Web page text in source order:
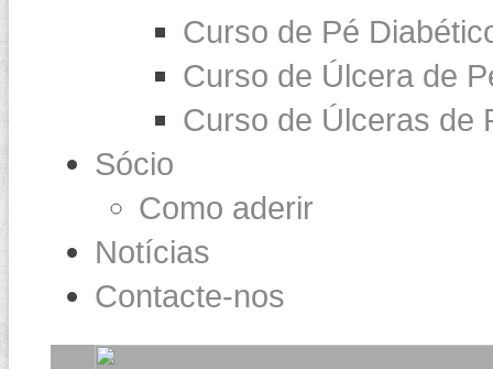
Curso de Pé
Curso de Úlcera de
Curso de Úlceras de
Sócio
Como aderir
Notícias
Contacte-nos